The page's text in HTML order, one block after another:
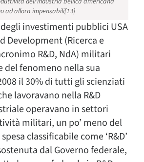
ad allora impensabili[13]
investimenti pubblici USA
Development (Ricerca e
R&D, NdA) militari
del fenomeno nella sua
il 30% di tutti gli scienziati
lavoravano nella R&D
operavano in settori
militari, un po’ meno del
classificabile come ‘R&D’
dal Governo federale,